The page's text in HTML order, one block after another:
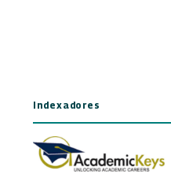
Indexadores